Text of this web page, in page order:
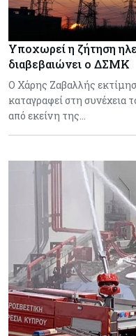
Υποχωρεί η ζήτηση
διαβεβαιώνει ο ΔΣΜΚ
Ο Χάρης Ζαβαλλής
καταγραφεί στη συνέχεια
από εκείνη της…